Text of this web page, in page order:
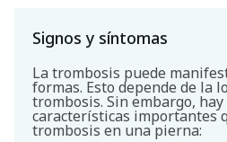
Signos y síntomas
La trombosis puede
formas. Esto depende de la
trombosis. Sin embargo,
características importantes
trombosis en una pierna: